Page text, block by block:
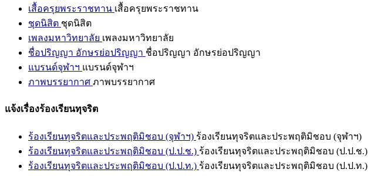
เสื้อครุยพระราชทาน เสื้อครุยพระราชทาน
ชุดนิสิต ชุดนิสิต
เพลงมหาวิทยาลัย เพลงมหาวิทยาลัย
ชื่อปริญญา อักษรย่อปริญญา ชื่อปริญญา อักษรย่อปริญญา
แบรนด์จุฬาฯ แบรนด์จุฬาฯ
ภาพบรรยากาศ ภาพบรรยากาศ
แจ้งเรื่องร้องเรียนทุจริต
ร้องเรียนทุจริตและประพฤติมิชอบ (จุฬาฯ) ร้องเรียนทุจริตและประพฤติมิชอบ (จุฬาฯ)
ร้องเรียนทุจริตและประพฤติมิชอบ (ป.ป.ช.) ร้องเรียนทุจริตและประพฤติมิชอบ (ป.ป.ช.)
ร้องเรียนทุจริตและประพฤติมิชอบ (ป.ป.ท.) ร้องเรียนทุจริตและประพฤติมิชอบ (ป.ป.ท.)